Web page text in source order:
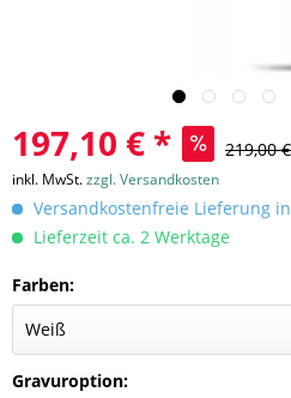
197,10 € * 219,00
inkl. MwSt.zzgl. Versandkosten
Versandkostenfreie Lieferung in
Lieferzeit ca. 2 Werktage
Farben:
Gravuroption: